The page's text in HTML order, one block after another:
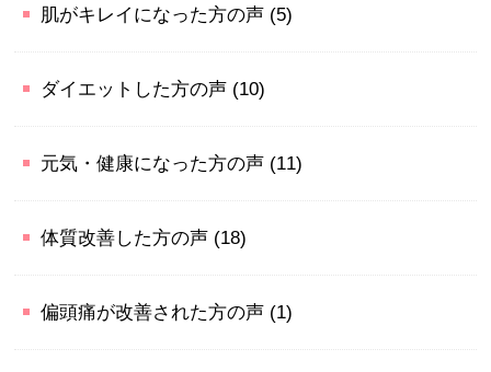
肌がキレイになった方の声 (5)
ダイエットした方の声 (10)
元気・健康になった方の声 (11)
体質改善した方の声 (18)
偏頭痛が改善された方の声 (1)